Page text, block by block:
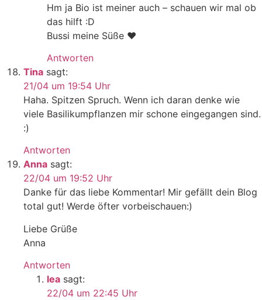
Hm ja Bio ist meiner auch – schauen wir mal ob
das hilft :D
Bussi meine Süße ♥
Antworten
Tina sagt:
21/04 um 19:54 Uhr
Haha. Spitzen Spruch. Wenn ich daran denke wie
viele Basilikumpflanzen mir schone eingegangen sind.
:)
Antworten
Anna sagt:
22/04 um 19:52 Uhr
Danke für das liebe Kommentar! Mir gefällt dein Blog
total gut! Werde öfter vorbeischauen:)
Liebe Grüße
Anna
Antworten
lea sagt:
22/04 um 22:45 Uhr